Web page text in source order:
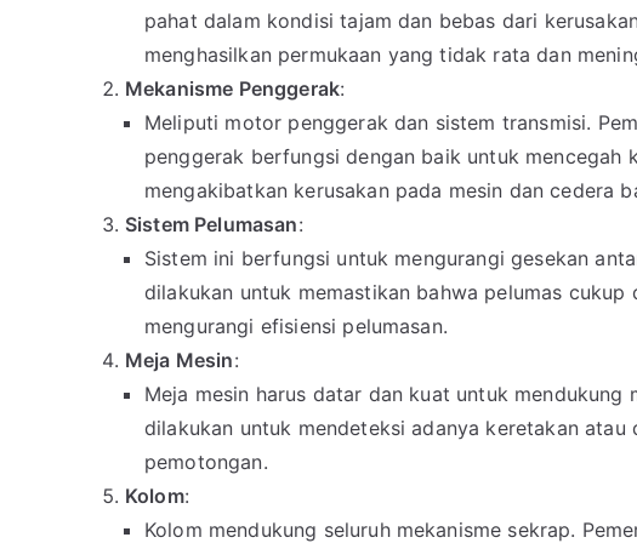
pahat dalam kondisi tajam dan bebas dari
menghasilkan permukaan yang tidak rata dan
Mekanisme Penggerak:
Meliputi motor penggerak dan sistem transmisi.
penggerak berfungsi dengan baik untuk mencegah
mengakibatkan kerusakan pada mesin dan cedera
Sistem Pelumasan:
Sistem ini berfungsi untuk mengurangi gesekan
dilakukan untuk memastikan bahwa pelumas
mengurangi efisiensi pelumasan.
Meja Mesin:
Meja mesin harus datar dan kuat untuk mendukung
dilakukan untuk mendeteksi adanya keretakan
pemotongan.
Kolom:
Kolom mendukung seluruh mekanisme sekrap.